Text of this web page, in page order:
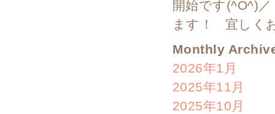
開始です(^O^)
ます！ 宜しく
Monthly
2026年1月
2025年11月
2025年10月